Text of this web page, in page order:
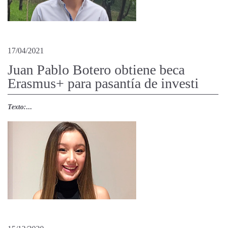
17/04/2021
Juan Pablo Botero obtiene beca
Erasmus+ para pasantía de investi
Texto:...